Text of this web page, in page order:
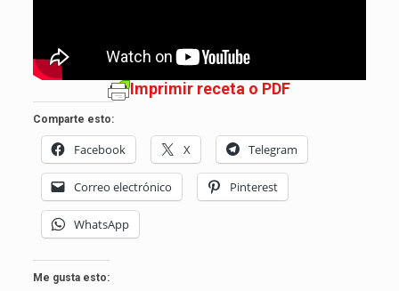
Imprimir receta o PDF
Comparte esto:
Facebook X Telegram
Correo electrónico Pinterest
WhatsApp
Me gusta esto: